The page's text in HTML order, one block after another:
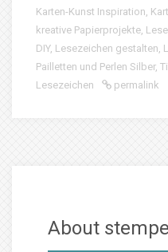
Karten-Kunst Inspiration,
kreative Papierprojekte,
DIY, Lesezeichen gestalten,
Pailletten und Perlen Silber,
Lesezeichen
permalink
About